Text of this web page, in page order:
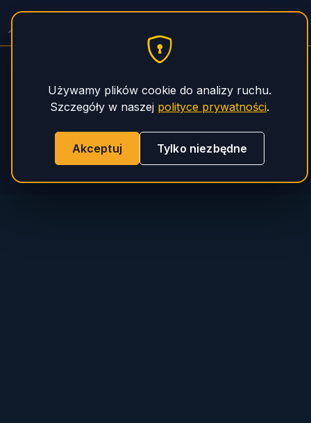
Używamy plików cookie do analizy ruchu.
Szczegóły w naszej polityce prywatności.
Akceptuj Tylko niezbędne